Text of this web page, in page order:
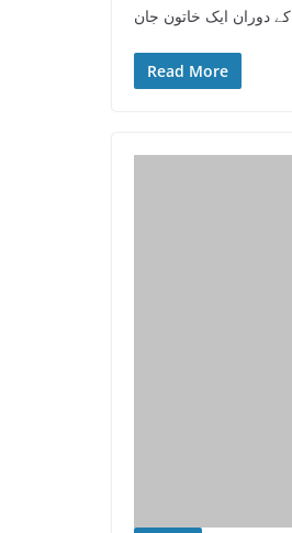
دوران ایک خاتون جان
Read More